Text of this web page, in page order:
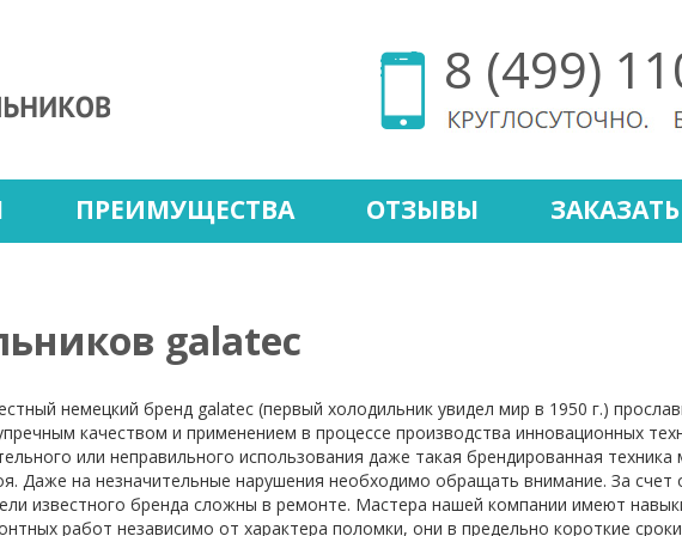
8 (499)
ПРЕИМУЩЕСТВА ОТЗЫВЫ
galatec
немецкий бренд galatec (первый холодильник увидел мир в 1950 г.)
качеством и применением в процессе производства инновационных
или неправильного использования даже такая брендированная
Даже на незначительные нарушения необходимо обращать внимание. За счет
известного бренда сложны в ремонте. Мастера нашей компании имеют
работ независимо от характера поломки, они в предельно короткие